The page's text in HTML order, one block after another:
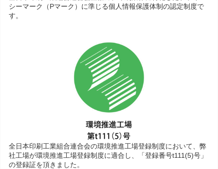
シーマーク（Pマーク）に準じる個人情報保護体制の認定制度で
す。
全日本印刷工業組合連合会の環境推進工場登録制度において、弊
社工場が環境推進工場登録制度に適合し、「登録番号t111(5)号」
の登録証を頂きました。